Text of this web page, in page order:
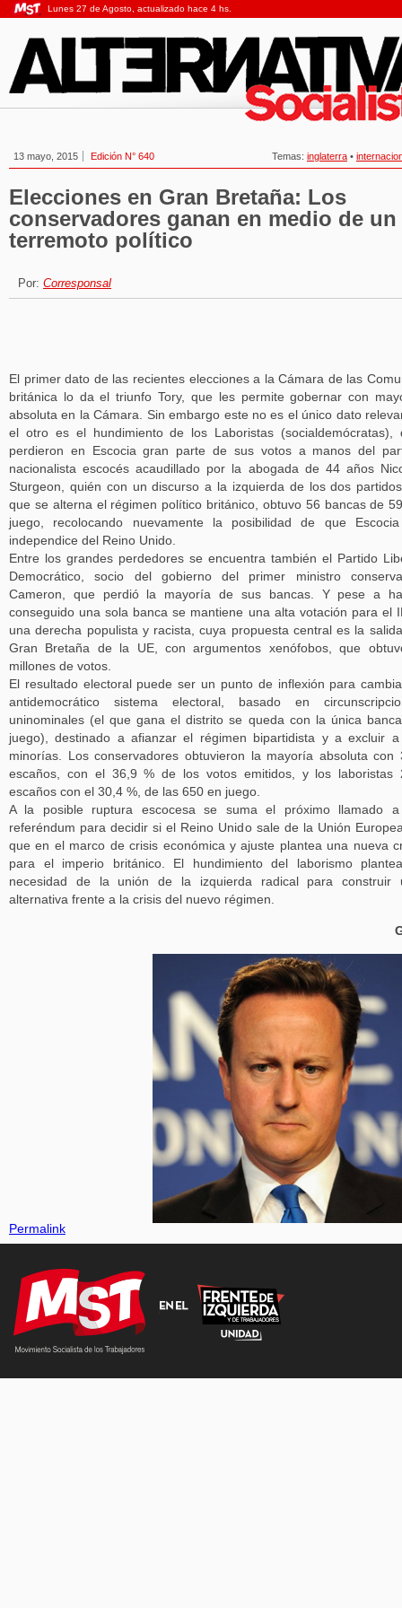
Lunes 27 de Agosto, actualizado hace 4 hs.
13 mayo, 2015 Edición N° 640 Temas: inglaterra •
Elecciones en Gran Bretaña: Los
conservadores ganan en medio de un
terremoto político
Por: Corresponsal
El primer dato de las recientes elecciones a la Cámara de las
británica lo da el triunfo Tory, que les permite gobernar con
absoluta en la Cámara. Sin embargo este no es el único dato
el otro es el hundimiento de los Laboristas (socialdemócratas),
perdieron en Escocia gran parte de sus votos a manos del
nacionalista escocés acaudillado por la abogada de 44 años
Sturgeon, quién con un discurso a la izquierda de los dos
que se alterna el régimen político británico, obtuvo 56 bancas de
juego, recolocando nuevamente la posibilidad de que
independice del Reino Unido.
Entre los grandes perdedores se encuentra también el Partido
Democrático, socio del gobierno del primer ministro
Cameron, que perdió la mayoría de sus bancas. Y pese a
conseguido una sola banca se mantiene una alta votación para el
una derecha populista y racista, cuya propuesta central es la
Gran Bretaña de la UE, con argumentos xenófobos, que
millones de votos.
El resultado electoral puede ser un punto de inflexión para
antidemocrático sistema electoral, basado en
uninominales (el que gana el distrito se queda con la única
juego), destinado a afianzar el régimen bipartidista y a excluir
minorías. Los conservadores obtuvieron la mayoría absoluta con
escaños, con el 36,9 % de los votos emitidos, y los laboristas
escaños con el 30,4 %, de las 650 en juego.
A la posible ruptura escocesa se suma el próximo llamado
referéndum para decidir si el Reino Unido sale de la Unión
que en el marco de crisis económica y ajuste plantea una nueva
para el imperio británico. El hundimiento del laborismo
necesidad de la unión de la izquierda radical para construir
alternativa frente a la crisis del nuevo régimen.
Permalink